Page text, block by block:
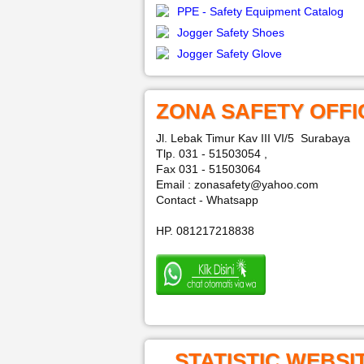
PPE - Safety Equipment Catalog
Jogger Safety Shoes
Jogger Safety Glove
ZONA SAFETY
Jl. Lebak Timur Kav III VI/5 Surabaya
Tlp. 031 - 51503054 ,
Fax 031 - 51503064
Email : zonasafety@yahoo.com
Contact - Whatsapp
HP. 081217218838